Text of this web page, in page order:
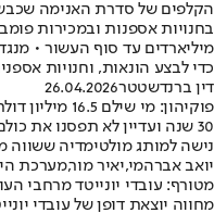
הקלפים של סדרת האנימה
בחנויות אספנות ובמכירות
מיליארדים עד סוף העשור •
כדי לבצע הונאות, וחנויות
דין ברנדשטטר26.04.2026
פוקיהון: מי שילם 16.5 מיליון דולר על קלף פיקצ’ו, ולמה?
30 שנה ועדיין לא תפסנו את
נישה למותג מולטימדיה ששווה
יואב אברהמי,יאיר מור,מערכת
מטורף: עובדי יונייטד מרחבי העולם אספו 40 ק״ג
מחווה יוצאת דופן של עובדי